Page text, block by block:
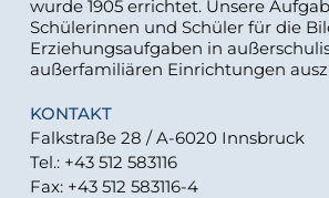
wurde 1905 errichtet. Unsere
Schülerinnen und Schüler für die
Erziehungsaufgaben in
außerfamiliären Einrichtungen
KONTAKT
Falkstraße 28 / A-6020 Innsbruck
Tel.: +43 512 583116
Fax: +43 512 583116-4